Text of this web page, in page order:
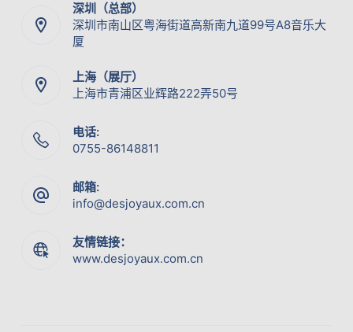
深圳（总部）
深圳市南山区粤海街道高新南九道99号A8音乐大
厦
上海（展厅）
上海市青浦区业辉路222弄50号
电话:
0755-86148811
邮箱:
info@desjoyaux.com.cn
友情链接：
www.desjoyaux.com.cn